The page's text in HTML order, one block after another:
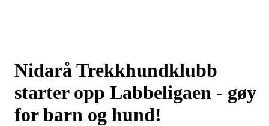
Nidarå Trekkhundklubb
starter opp Labbeligaen - gøy
for barn og hund!